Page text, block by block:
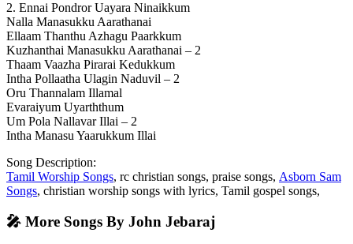
2. Ennai Pondror Uayara Ninaikkum
Nalla Manasukku Aarathanai
Ellaam Thanthu Azhagu Paarkkum
Kuzhanthai Manasukku Aarathanai – 2
Thaam Vaazha Pirarai Kedukkum
Intha Pollaatha Ulagin Naduvil – 2
Oru Thannalam Illamal
Evaraiyum Uyarththum
Um Pola Nallavar Illai – 2
Intha Manasu Yaarukkum Illai
Song Description:
Tamil Worship Songs, rc christian songs, praise songs, Asborn Sam
Songs, christian worship songs with lyrics, Tamil gospel songs,
🎤 More Songs By John Jebaraj